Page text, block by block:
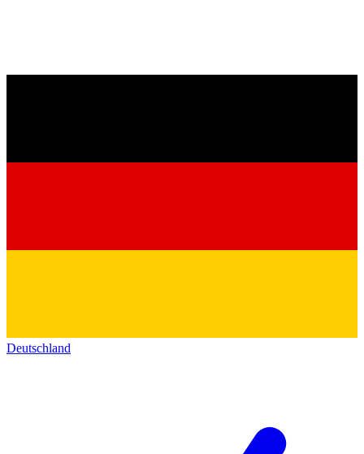
Deutschland